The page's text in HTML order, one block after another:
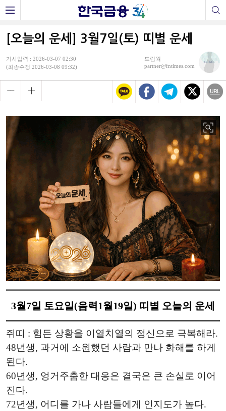
[오늘의 운세] 3월7일(토) 띠별 운세
기사입력 : 2026-03-07 02:30
(최종수정 2026-03-08 09:32)
드림웍
partner@fntimes.com
3월7일 토요일(음력1월19일) 띠별 오늘의 운세
쥐띠 : 힘든 상황을 이열치열의 정신으로 극복해라.
48년생, 과거에 소원했던 사람과 만나 화해를 하게
된다.
60년생, 엉거주춤한 대응은 결국은 큰 손실로 이어
진다.
72년생, 어디를 가나 사람들에게 인지도가 높다.